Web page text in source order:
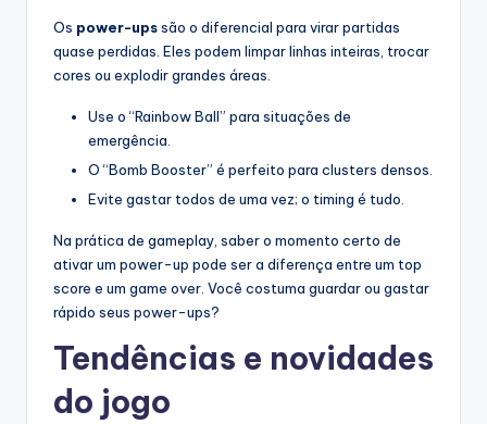
Os power-upssão o diferencial para virar partidas
quase perdidas. Eles podem limpar linhas inteiras, trocar
cores ou explodir grandes áreas.
Use o “Rainbow Ball” para situações de
emergência.
O “Bomb Booster” é perfeito para clusters densos.
Evite gastar todos de uma vez; o timing é tudo.
Na prática de gameplay, saber o momento certo de
ativar um power-up pode ser a diferença entre um top
score e um game over. Você costuma guardar ou gastar
rápido seus power-ups?
Tendências e novidades
do jogo